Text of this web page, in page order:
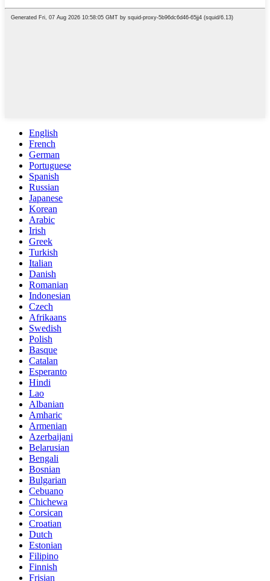
English
French
German
Portuguese
Spanish
Russian
Japanese
Korean
Arabic
Irish
Greek
Turkish
Italian
Danish
Romanian
Indonesian
Czech
Afrikaans
Swedish
Polish
Basque
Catalan
Esperanto
Hindi
Lao
Albanian
Amharic
Armenian
Azerbaijani
Belarusian
Bengali
Bosnian
Bulgarian
Cebuano
Chichewa
Corsican
Croatian
Dutch
Estonian
Filipino
Finnish
Frisian